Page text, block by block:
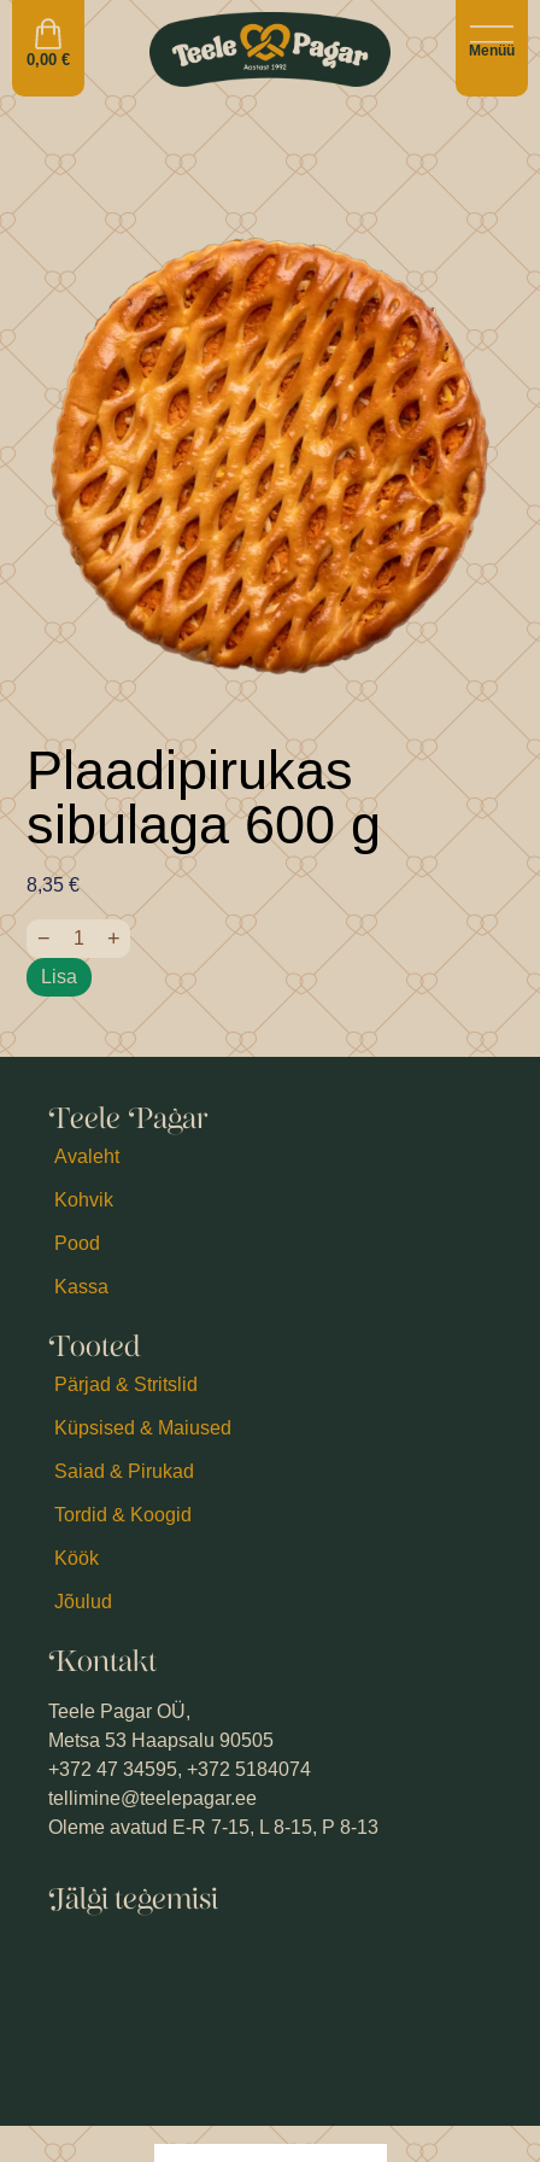
0,00 € Menüü
Plaadipirukas
sibulaga 600 g
8,35€
− +
Lisa
Teele Pagar
Avaleht
Kohvik
Pood
Kassa
Tooted
Pärjad & Stritslid
Küpsised & Maiused
Saiad & Pirukad
Tordid & Koogid
Köök
Jõulud
Kontakt
Teele Pagar OÜ,
Metsa 53 Haapsalu 90505
+372 47 34595, +372 5184074
tellimine@teelepagar.ee
Oleme avatud E-R 7-15, L 8-15, P 8-13
Jälgi tegemisi